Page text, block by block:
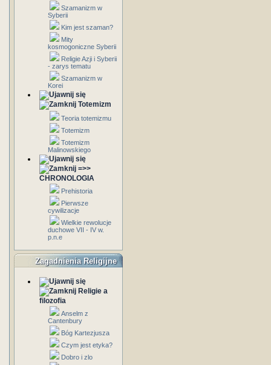
Szamanizm w
Syberii
Kim jest szaman?
Mity
kosmogoniczne Syberii
Religie Azji i Syberii
- zarys tematu
Szamanizm w
Korei
Totemizm
Teoria totemizmu
Totemizm
Totemizm
Malinowskiego
=>>
CHRONOLOGIA
Prehistoria
Pierwsze
cywilizacje
Wielkie rewolucje
duchowe VII - IV w.
p.n.e
Zagadnienia Religijne
Religie a
filozofia
Anselm z
Cantenbury
Bóg Kartezjusza
Czym jest etyka?
Dobro i zlo